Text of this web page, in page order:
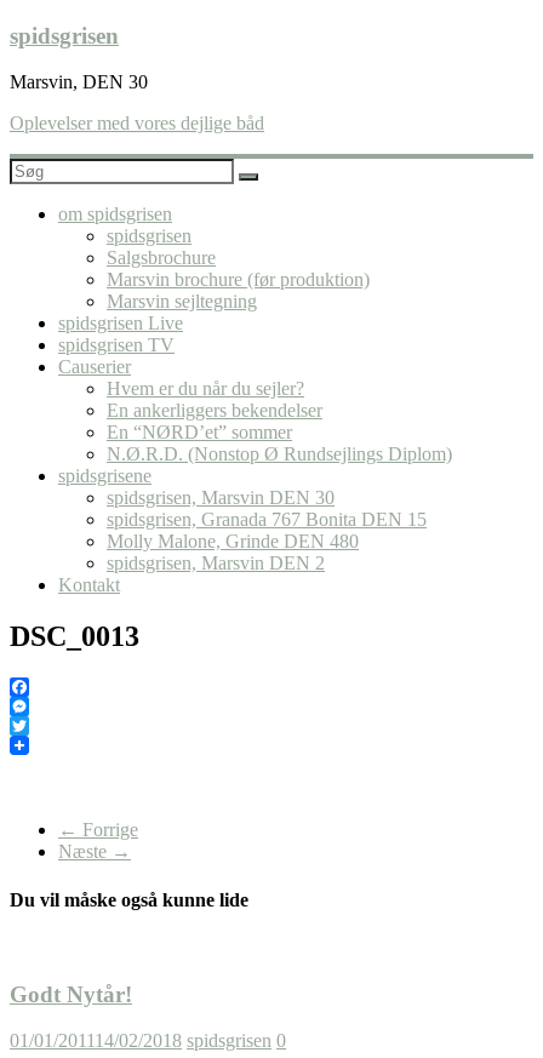
Skip
to
content
spidsgrisen
Marsvin, DEN 30
Oplevelser med vores dejlige båd
om spidsgrisen
spidsgrisen
Salgsbrochure
Marsvin brochure (før produktion)
Marsvin sejltegning
spidsgrisen Live
spidsgrisen TV
Causerier
Hvem er du når du sejler?
En ankerliggers bekendelser
En “NØRD’et” sommer
N.Ø.R.D. (Nonstop Ø Rundsejlings Diplom)
spidsgrisene
spidsgrisen, Marsvin DEN 30
spidsgrisen, Granada 767 Bonita DEN 15
Molly Malone, Grinde DEN 480
spidsgrisen, Marsvin DEN 2
Kontakt
DSC_0013
Facebook
Messenger
Twitter
← Forrige
Næste →
Du vil måske også kunne lide
Godt Nytår!
01/01/201114/02/2018 spidsgrisen 0